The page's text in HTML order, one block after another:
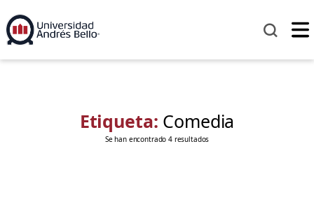
Etiqueta: Comedia
Se han encontrado 4 resultados